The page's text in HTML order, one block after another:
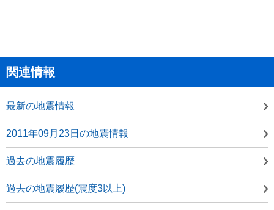
関連情報
最新の地震情報
2011年09月23日の地震情報
過去の地震履歴
過去の地震履歴(震度3以上)